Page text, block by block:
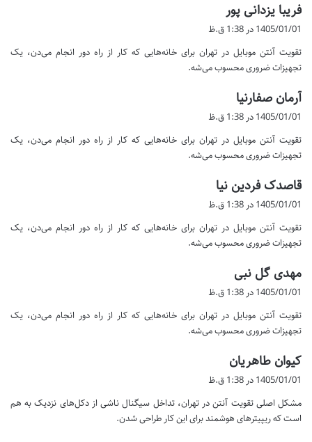
فریبا یزدانی پور
ف
:
1405/01/01 در 1:38 ق.ظ
تقویت آنتن موبایل در تهران برای خانه‌هایی که کار از راه دور انجام می‌دن، یک
تجهیزات ضروری محسوب می‌شه.
آرمان صفارنیا
ف
:
1405/01/01 در 1:38 ق.ظ
تقویت آنتن موبایل در تهران برای خانه‌هایی که کار از راه دور انجام می‌دن، یک
تجهیزات ضروری محسوب می‌شه.
قاصدک فردین نیا
ف
:
1405/01/01 در 1:38 ق.ظ
تقویت آنتن موبایل در تهران برای خانه‌هایی که کار از راه دور انجام می‌دن، یک
تجهیزات ضروری محسوب می‌شه.
مهدی گل نبی
:
1405/01/01 در 1:38 ق.ظ
تقویت آنتن موبایل در تهران برای خانه‌هایی که کار از راه دور انجام می‌دن، یک
تجهیزات ضروری محسوب می‌شه.
کیوان طاهریان
ف
:
1405/01/01 در 1:38 ق.ظ
مشکل اصلی تقویت آنتن در تهران، تداخل سیگنال ناشی از دکل‌های نزدیک به هم
است که ریپیترهای هوشمند برای این کار طراحی شدن.